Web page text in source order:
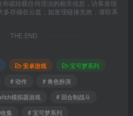
或转载任何违法的相关信息，访客发现
存储在云盘，如发现链接失效，请联系
THE END
安卓游戏
宝可梦系列
# 动作
# 角色扮演
模拟器游戏
# 回合制战斗
集 # 宝可梦系列